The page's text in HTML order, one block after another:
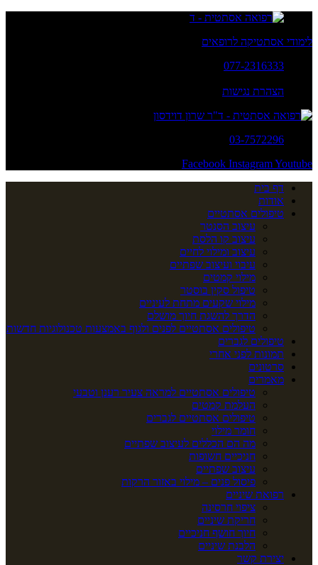
לימודי אסתטיקה לרופאים
077-2316333
הצהרת נגישות
03-7572296
Facebook InstagramYoutube
דף בית
אודות
טיפולים אסתטיים
עיצוב הסנטר
עיצוב קו הלסת
עיצוב ומילוי לחיים
עיבוי ועיצוב שפתיים
מילוי קמטים
טיפול סקין בוסטר
מילוי שקעים מתחת לעיניים
הדרך להשגת חיוך מושלם
טיפולים אסתטיים לפנים ולגוף באמצעות טכנולוגיות חדשות
טיפולים לגברים
תמונות לפני אחרי
סרטונים
מאמרים
טיפולים אסתטיים למראה צעיר רענן וטבעי
העלמת קמטים
טיפולים אסתטיים לגברים
חומר מילוי
מה הם הכללים לעיצוב שפתיים
חניכיים חשופות
עיצוב שפתיים
פיסול פנים – מילוי באזור הרקות
רפואת שיניים
ציפוי חרסינה
חריקת שיניים
חיוך חושף חניכיים
הלבנת שיניים
יצירת קשר